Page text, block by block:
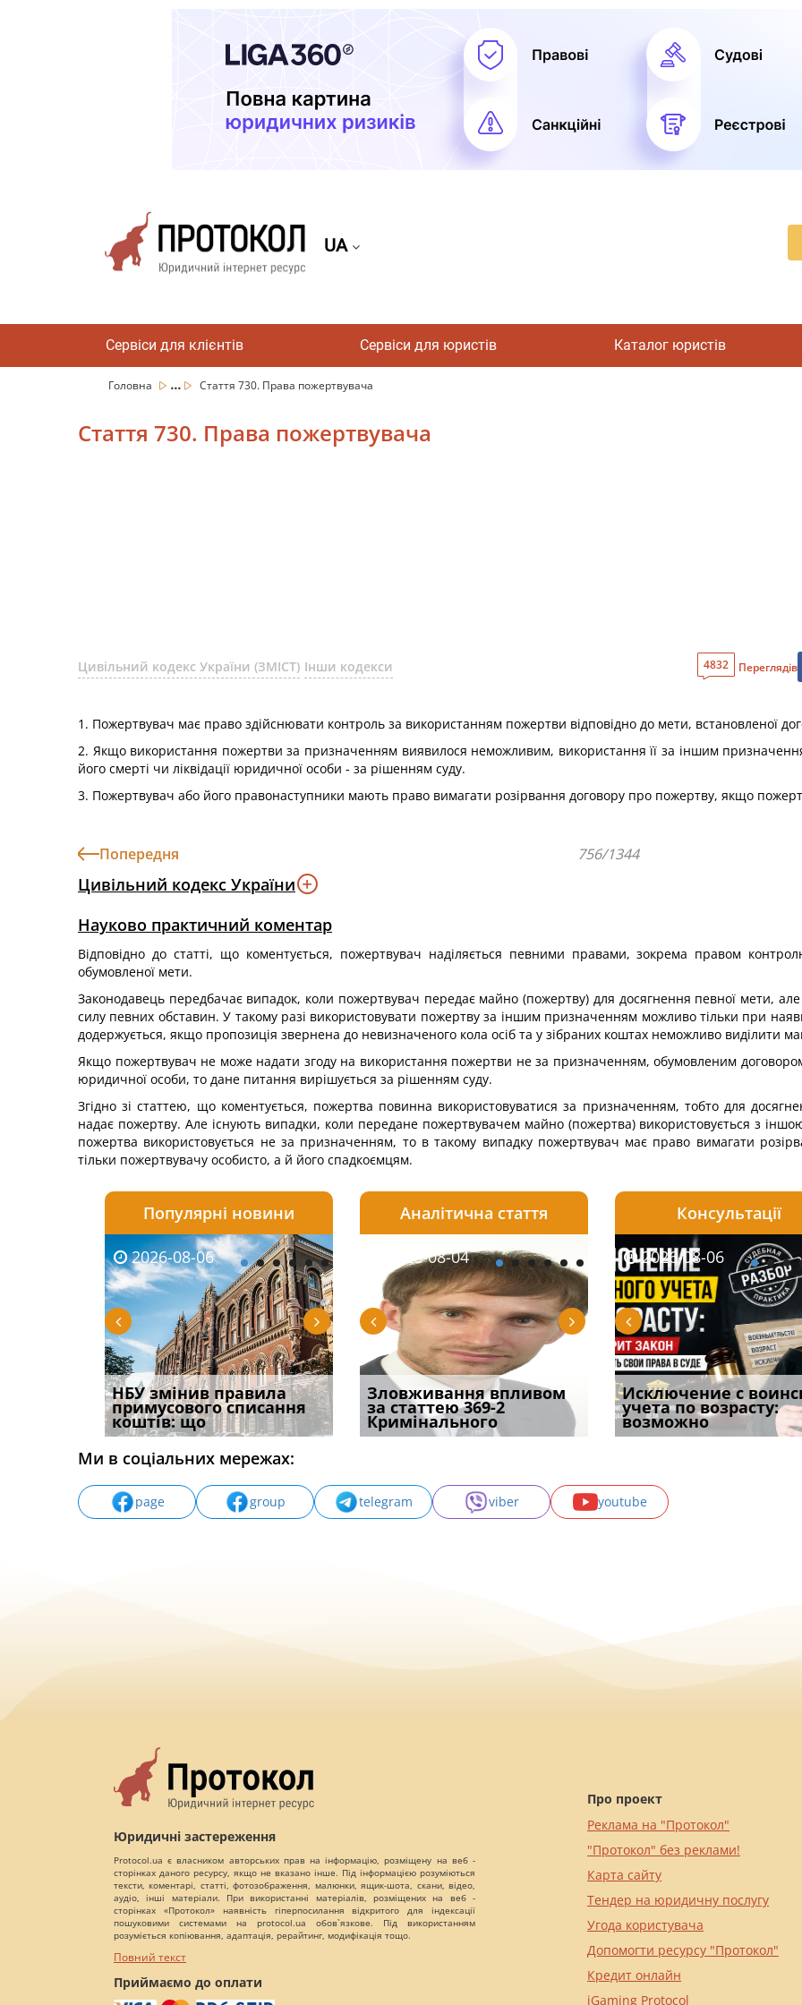
UA
Сервіси для клієнтів Сервіси для юристів Каталог юристів
Головна ... Стаття 730. Права пожертвувача
Стаття 730. Права пожертвувача
Цивільний кодекс України (ЗМІСТ) Інши кодекси 4832 Переглядів
1. Пожертвувач має право здійснювати контроль за використанням пожертви відповідно до мети, встановленої
2. Якщо використання пожертви за призначенням виявилося неможливим, використання її за іншим
його смерті чи ліквідації юридичної особи - за рішенням суду.
3. Пожертвувач або його правонаступники мають право вимагати розірвання договору про пожертву, якщо
Попередня 756/1344
Цивільний кодекс України
Науково практичний коментар
Відповідно до статті, що коментується, пожертвувач наділяється певними правами, зокрема правом
обумовленої мети.
Законодавець передбачає випадок, коли пожертвувач передає майно (пожертву) для досягнення певної мети,
силу певних обставин. У такому разі використовувати пожертву за іншим призначенням можливо тільки при
додержується, якщо пропозиція звернена до невизначеного кола осіб та у зібраних коштах неможливо виділити
Якщо пожертвувач не може надати згоду на використання пожертви не за призначенням, обумовленим
юридичної особи, то дане питання вирішується за рішенням суду.
Згідно зі статтею, що коментується, пожертва повинна використовуватися за призначенням, тобто для
надає пожертву. Але існують випадки, коли передане пожертвувачем майно (пожертва) використовується з
пожертва використовується не за призначенням, то в такому випадку пожертвувач має право вимагати
тільки пожертвувачу особисто, а й його спадкоємцям.
Популярні новини
2026-08-06
НБУ змінив правила
примусового списання
коштів: що
2026-08-06
Якщо суд встановив для
відшкодування шкоди
наявніс
2026-08-06
Документи, на яких не
проставляється
апостиль: пер
Аналітична стаття
2026-08-03
Водії можуть отримати
компенсацію за
незаконні дії
2026-08-04
Зловживання впливом
за статтею 369-2
Кримінального
2026-08-04
Переоформлення
відстрочки за іншою
підставою: нов
Консультації
2026-08-05
Особливості захисту у
кримінальному
провадженні: я
2026-08-06
Исключение с
учета по возрасту:
возможно
2026-07-30
Восьмий ААС
підтвердив, що
може скас
Ми в соціальних мережах:
page group telegram viber youtube
Юридичні застереження
Protocol.ua є власником авторських прав на інформацію, розміщену на веб -
сторінках даного ресурсу, якщо не вказано інше. Під інформацією розуміються
тексти, коментарі, статті, фотозображення, малюнки, ящик-шота, скани, відео,
аудіо, інші матеріали. При використанні матеріалів, розміщених на веб -
сторінках «Протокол» наявність гіперпосилання відкритого для індексації
пошуковими системами на protocol.ua обов`язкове. Під використанням
розуміється копіювання, адаптація, рерайтинг, модифікація тощо.
Повний текст
Приймаємо до оплати
Про проект
Реклама на "Протокол"
"Протокол" без реклами!
Карта сайту
Тендер на юридичну послугу
Угода користувача
Допомогти ресурсу "Протокол"
Кредит онлайн
iGaming Protocol